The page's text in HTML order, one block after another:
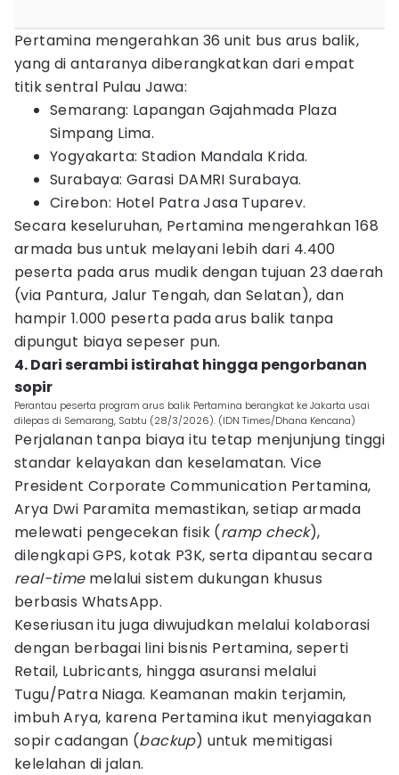
Pertamina mengerahkan 36 unit bus arus balik,
yang di antaranya diberangkatkan dari empat
titik sentral Pulau Jawa:
Semarang: Lapangan Gajahmada Plaza
Simpang Lima.
Yogyakarta: Stadion Mandala Krida.
Surabaya: Garasi DAMRI Surabaya.
Cirebon: Hotel Patra Jasa Tuparev.
Secara keseluruhan, Pertamina mengerahkan 168
armada bus untuk melayani lebih dari 4.400
peserta pada arus mudik dengan tujuan 23 daerah
(via Pantura, Jalur Tengah, dan Selatan), dan
hampir 1.000 peserta pada arus balik tanpa
dipungut biaya sepeser pun.
4. Dari serambi istirahat hingga pengorbanan
sopir
Perantau peserta program arus balik Pertamina berangkat ke Jakarta usai
dilepas di Semarang, Sabtu (28/3/2026). (IDN Times/Dhana Kencana)
Perjalanan tanpa biaya itu tetap menjunjung tinggi
standar kelayakan dan keselamatan. Vice
President Corporate Communication Pertamina,
Arya Dwi Paramita memastikan, setiap armada
melewati pengecekan fisik (ramp check),
dilengkapi GPS, kotak P3K, serta dipantau secara
real-timemelalui sistem dukungan khusus
berbasis WhatsApp.
Keseriusan itu juga diwujudkan melalui kolaborasi
dengan berbagai lini bisnis Pertamina, seperti
Retail, Lubricants, hingga asuransi melalui
Tugu/Patra Niaga. Keamanan makin terjamin,
imbuh Arya, karena Pertamina ikut menyiagakan
sopir cadangan (backup) untuk memitigasi
kelelahan di jalan.